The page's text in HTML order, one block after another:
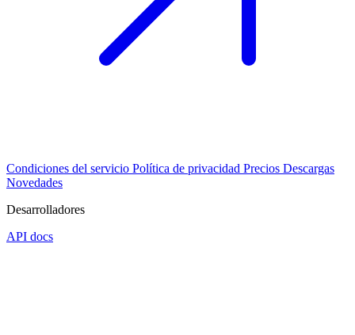
Condiciones del servicio Política de privacidad Precios Descargas
Novedades
Desarrolladores
API docs